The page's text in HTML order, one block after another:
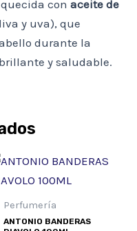
con aceite de
y uva), que
durante la
y saludable.
Perfumería
ANTONIO BANDERAS